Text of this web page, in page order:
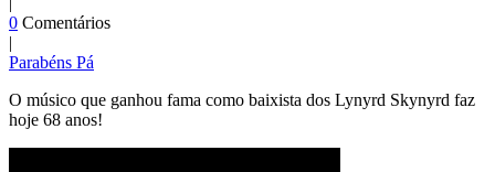
0 Comentários
|
Parabéns Pá
O músico que ganhou fama como baixista dos Lynyrd Skynyrd faz
hoje 68 anos!